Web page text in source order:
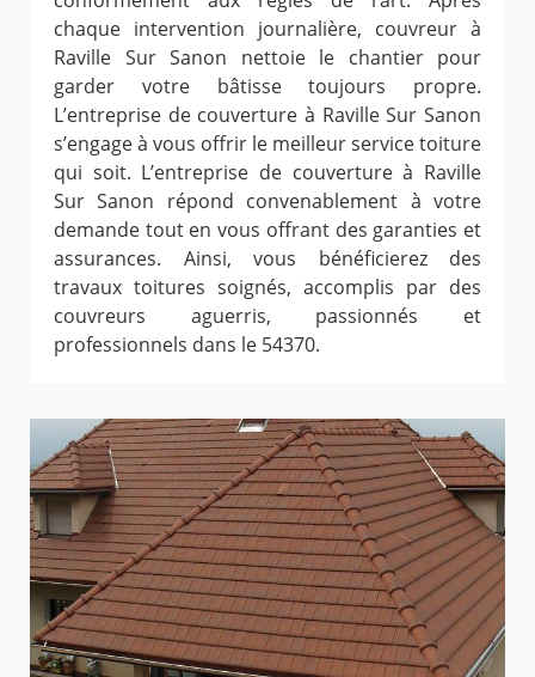
chaque intervention journalière, couvreur à
Raville Sur Sanon nettoie le chantier pour
garder votre bâtisse toujours propre.
L’entreprise de couverture à Raville Sur Sanon
s’engage à vous offrir le meilleur service toiture
qui soit. L’entreprise de couverture à Raville
Sur Sanon répond convenablement à votre
demande tout en vous offrant des garanties et
assurances. Ainsi, vous bénéficierez des
travaux toitures soignés, accomplis par des
couvreurs aguerris, passionnés et
professionnels dans le 54370.